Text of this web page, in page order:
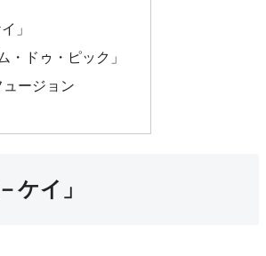
」
ドゥ・ピック」
ュージョン
ケイ」